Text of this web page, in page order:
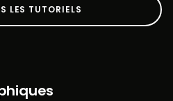
LES TUTORIELS